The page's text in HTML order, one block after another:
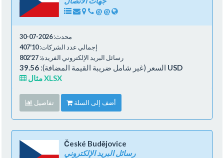
@ @
محدث:2026-07-30
إجمالي عدد الشركات:10'407
رسائل البريد الإلكتروني الفريدة:27'802
السعر (غير شامل ضريبة القيمة المضافة): 39.56 USD
مثال XLSX
تفاصيل أضف إلى السلة
České Budějovice
رسائل البريد الإلكتروني